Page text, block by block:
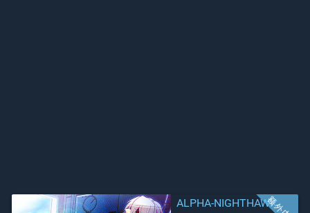
ALPHA-NIGHTHAWK